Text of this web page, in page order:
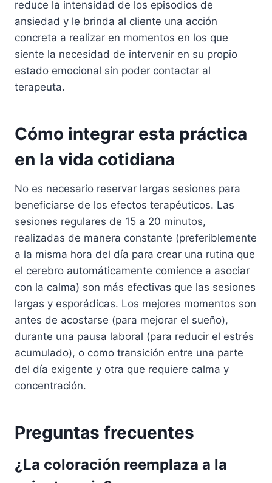
reduce la intensidad de los episodios de
ansiedad y le brinda al cliente una acción
concreta a realizar en momentos en los que
siente la necesidad de intervenir en su propio
estado emocional sin poder contactar al
terapeuta.
Cómo integrar esta práctica
en la vida cotidiana
No es necesario reservar largas sesiones para
beneficiarse de los efectos terapéuticos. Las
sesiones regulares de 15 a 20 minutos,
realizadas de manera constante (preferiblemente
a la misma hora del día para crear una rutina que
el cerebro automáticamente comience a asociar
con la calma) son más efectivas que las sesiones
largas y esporádicas. Los mejores momentos son
antes de acostarse (para mejorar el sueño),
durante una pausa laboral (para reducir el estrés
acumulado), o como transición entre una parte
del día exigente y otra que requiere calma y
concentración.
Preguntas frecuentes
¿La coloración reemplaza a la